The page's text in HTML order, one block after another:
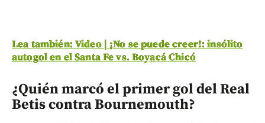
Lea también: Video | ¡No se puede creer!: insólito
autogol en el Santa Fe vs. Boyacá Chicó
¿Quién marcó el primer gol del Real
Betis contra Bournemouth?